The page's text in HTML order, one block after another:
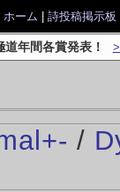
ホーム 詩投稿掲示板
年間各賞発表！
+- /